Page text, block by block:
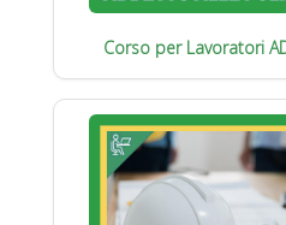
Corso per Lavoratori